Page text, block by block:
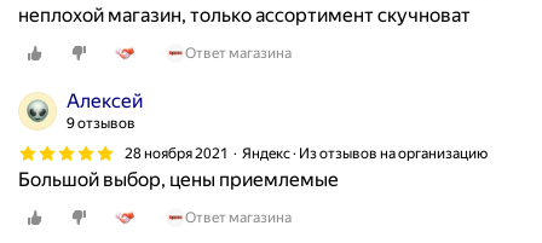
неплохой магазин, только ассортимент скучноват
Ответ магазина
Алексей
9 отзывов
28 ноября 2021
Яндекс · Из отзывов на организацию
Большой выбор, цены приемлемые
Ответ магазина